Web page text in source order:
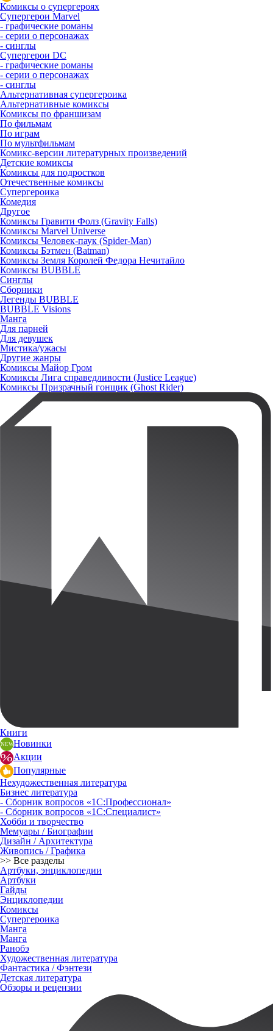
Комиксы о супергероях
Супергерои Marvel
- графические романы
- серии о персонажах
- синглы
Супергерои DC
- графические романы
- серии о персонажах
- синглы
Альтернативная супергероика
Альтернативные комиксы
Комиксы по франшизам
По фильмам
По играм
По мультфильмам
Комикс-версии литературных произведений
Детские комиксы
Комиксы для подростков
Отечественные комиксы
Супергероика
Комедия
Другое
Комиксы Гравити Фолз (Gravity Falls)
Комиксы Marvel Universe
Комиксы Человек-паук (Spider-Man)
Комиксы Бэтмен (Batman)
Комиксы Земля Королей Федора Нечитайло
Комиксы BUBBLE
Синглы
Сборники
Легенды BUBBLE
BUBBLE Visions
Манга
Для парней
Для девушек
Мистика/ужасы
Другие жанры
Комиксы Майор Гром
Комиксы Лига справедливости (Justice League)
Комиксы Призрачный гонщик (Ghost Rider)
Книги
Новинки
Акции
Популярные
Нехудожественная литература
Бизнес литература
- Сборник вопросов «1С:Профессионал»
- Сборник вопросов «1С:Специалист»
Хобби и творчество
Мемуары / Биографии
Дизайн / Архитектура
Живопись / Графика
>> Все разделы
Артбуки, энциклопедии
Артбуки
Гайды
Энциклопедии
Комиксы
Супергероика
Манга
Манга
Ранобэ
Художественная литература
Фантастика / Фэнтези
Детская литература
Обзоры и рецензии